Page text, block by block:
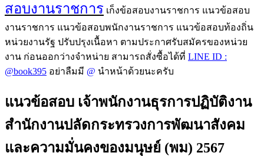
สอบงานราชการ เก็งข้อสอบงานราชการ แนวข้อสอบ
งานราชการ แนวข้อสอบพนักงานราชการ แนวข้อสอบท้องถิ่น
หน่วยงานรัฐ ปรับปรุงเนื้อหา ตามประกาศรับสมัครของหน่วย
งาน ก่อนออกว่างจำหน่าย สามารถสั่งซื้อได้ที่ LINE ID :
@book395 อย่าลืมมี @ นำหน้าด้วยนะครับ
แนวข้อสอบ เจ้าพนักงานธุรการปฏิบัติงาน
สำนักงานปลัดกระทรวงการพัฒนาสังคม
และความมั่นคงของมนุษย์ (พม) 2567